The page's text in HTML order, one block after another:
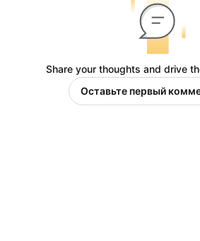
Share your thoughts and drive
Оставьте первый